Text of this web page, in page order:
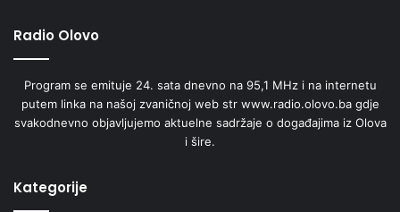
Radio Olovo
Program se emituje 24. sata dnevno na 95,1 MHz i na internetu
putem linka na našoj zvaničnoj web str www.radio.olovo.ba gdje
svakodnevno objavljujemo aktuelne sadržaje o događajima iz Olova
i šire.
Kategorije